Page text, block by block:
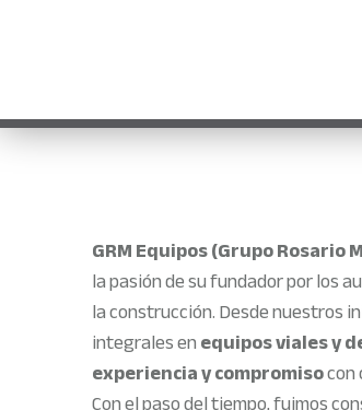
GRM Equipos (Grupo Rosario
la pasión de su fundador por los
la construcción. Desde nuestros
integrales enequipos viales y
experiencia y compromiso